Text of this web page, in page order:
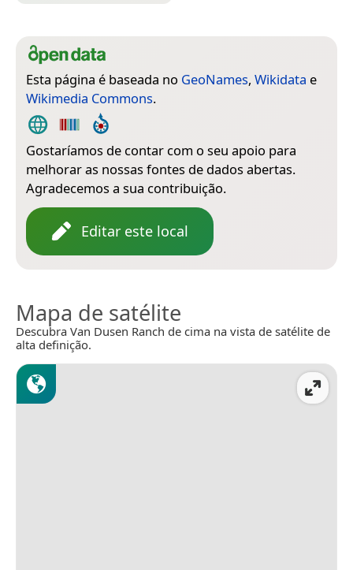
Esta página é baseada no GeoNames, Wikidata e
Wikimedia Commons.
Gostaríamos de contar com o seu apoio para
melhorar as nossas fontes de dados abertas.
Agradecemos a sua contribuição.
Editar este local
Mapa de satélite
Descubra Van Dusen Ranch de cima na vista de satélite de
alta definição.